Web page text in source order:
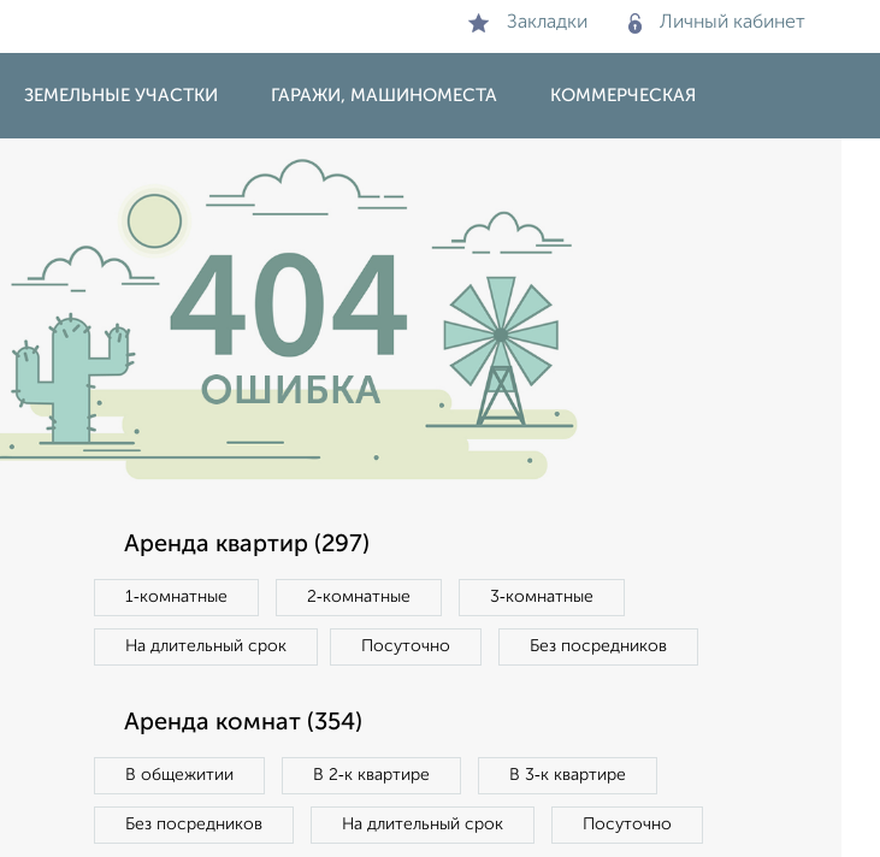
Закладки Личный кабинет
ЗЕМЕЛЬНЫЕ УЧАСТКИ ГАРАЖИ, МАШИНОМЕСТА КОММЕРЧЕСКАЯ
Аренда квартир (297)
1‑комнатные 2‑комнатные 3‑комнатные
На длительный срок Посуточно Без посредников
Аренда комнат (354)
В общежитии В 2‑к квартире В 3‑к квартире
Без посредников На длительный срок Посуточно